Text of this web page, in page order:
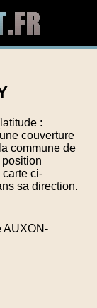
:
couverture
commune de
ci-
sa direction.
AUXON-